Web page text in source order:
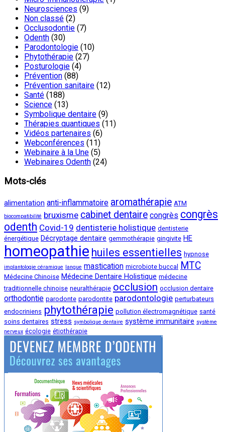
Neurosciences (9)
Non classé (2)
Occlusodontie (7)
Odenth (30)
Parodontologie (10)
Phytothérapie (27)
Posturologie (4)
Prévention (88)
Prévention sanitaire (12)
Santé (188)
Science (13)
Symbolique dentaire (9)
Thérapies quantiques (11)
Vidéos partenaires (6)
Webconférences (11)
Webinaire à la Une (5)
Webinaires Odenth (24)
Mots-clés
alimentation anti-inflammatoire aromathérapie ATM
biocompatibilité bruxisme cabinet dentaire congrès congrès
odenth Covid-19 dentisterie holistique dentisterie
énergétique Décryptage dentaire gemmothérapie gingivite HE
homeopathie huiles essentielles hypnose
implantologie céramique langue mastication microbiote buccal MTC
Médecine Chinoise Médecine Dentaire Holistique médecine
traditionnelle chinoise neuralthérapie occlusion occlusion dentaire
orthodontie parodonte parodontite parodontologie perturbateurs
endocriniens phytothérapie pollution électromagnétique santé
soins dentaires stress symbolique dentaire système immunitaire système
nerveux écologie étiothérapie